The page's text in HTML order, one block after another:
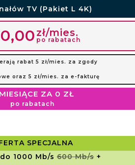
TV (Pakiet L 4K)
zł/mies.
po rabatach
rabat 5 zł/mies. za zgody
oraz 5 zł/mies. za e-fakturę
ZA 0 ZŁ
po rabatach
SPECJALNA
1000 Mb/s600 Mb/s+